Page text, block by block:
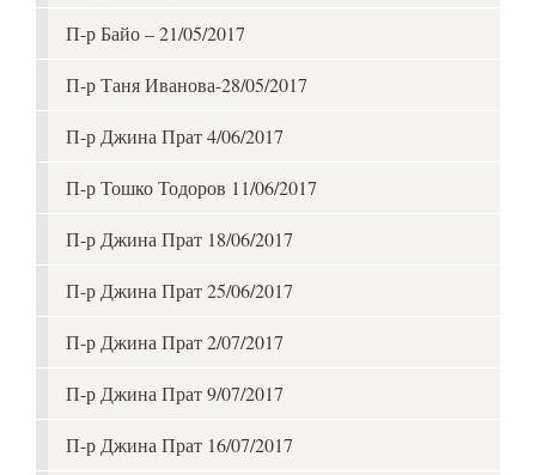
П-р Байо – 21/05/2017
П-р Таня Иванова-28/05/2017
П-р Джина Прат 4/06/2017
П-р Тошко Тодоров 11/06/2017
П-р Джина Прат 18/06/2017
П-р Джина Прат 25/06/2017
П-р Джина Прат 2/07/2017
П-р Джина Прат 9/07/2017
П-р Джина Прат 16/07/2017